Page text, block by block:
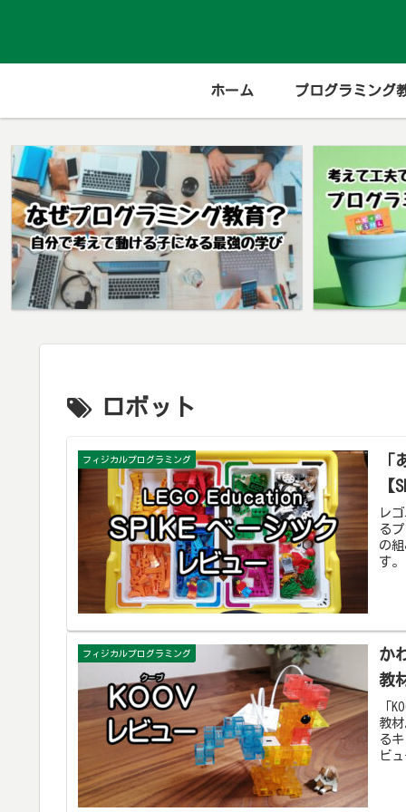
ホーム プログラミング
ロボット
フィジカルプログラミング
【
レ
る
の
す。
フィジカルプログラミング
か
教
「
教
る
ビ